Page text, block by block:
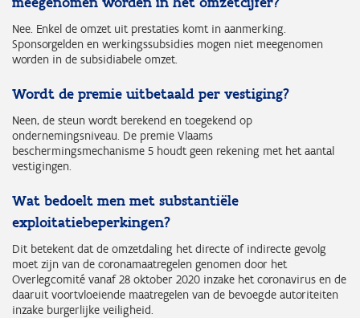
Nee. Enkel de omzet uit prestaties komt in aanmerking.
Sponsorgelden en werkingssubsidies mogen niet meegenomen
worden in de subsidiabele omzet.
Wordt de premie uitbetaald per vestiging?
Neen, de steun wordt berekend en toegekend op
ondernemingsniveau. De premie Vlaams
beschermingsmechanisme 5 houdt geen rekening met het aantal
vestigingen.
Wat bedoelt men met substantiële
exploitatiebeperkingen?
Dit betekent dat de omzetdaling het directe of indirecte gevolg
moet zijn van de coronamaatregelen genomen door het
Overlegcomité vanaf 28 oktober 2020 inzake het coronavirus en de
daaruit voortvloeiende maatregelen van de bevoegde autoriteiten
inzake burgerlijke veiligheid.